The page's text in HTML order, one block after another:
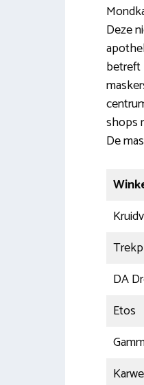
Deze
betreft
shops
De
DA
Etos